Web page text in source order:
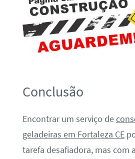
Conclusão
Encontrar um serviço de
geladeiras em Fortaleza CE
tarefa desafiadora, mas com